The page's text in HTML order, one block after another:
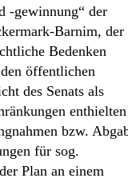
-gewinnung“ der
Barnim, der
Bedenken
öffentlichen
des Senats als
enthielten
bzw.
für sog.
Plan an einem